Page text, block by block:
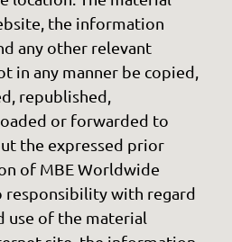
the information
any other relevant
in any manner be copied,
republished,
or forwarded to
the expressed prior
of MBE Worldwide
responsibility with regard
use of the material